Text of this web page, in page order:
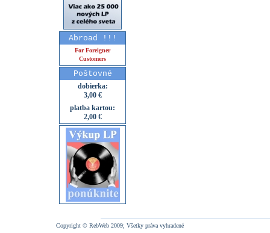
Abroad !!!
For Foreigner
Customers
Poštovné
dobierka:
3,00 €
platba kartou:
2,00 €
Copyright © RebWeb 2009; Všetky práva vyhradené